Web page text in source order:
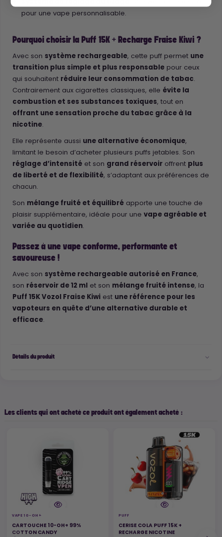
pour une vape personnalisable.
Pourquoi choisir la Puff 15K + Recharge Fraise Kiwi ?
Avec son système rechargeable, cette puff permet une
transition plus simple et plus responsable pour ceux
qui souhaitent réduire leur consommation de tabac.
Contrairement aux cigarettes classiques, elle évite la
combustion et ses substances toxiques, tout en
offrant une sensation proche du tabac grâce à la
nicotine.
Elle représente aussi une alternative économique,
limitant le besoin d’acheter plusieurs puffs jetables. Son
réglage d’intensité et son grand réservoir offrent plus
de liberté et de flexibilité, s’adaptant aux préférences de
chacun.
Son mélange fruité et équilibré apporte une touche de
plaisir supplémentaire, idéale pour une vape agréable et
variée au quotidien.
Passez à une vape conforme, performante et
savoureuse !
Avec son système rechargeable autorisé en France,
son réservoir de 12 ml et son mélange fruité intense, la
Puff 15K Vozol Fraise Kiwi est une référence pour les
vapoteurs en quête d’une alternative durable et
efficace.
Détails du produit
Les clients qui ont acheté ce produit ont également acheté :
VAPE 10-OH+
CARTOUCHE 10-OH+ 99%
COTTON CANDY
PUFF
CERISE COLA PUFF 15K +
RECHARGE NICOTINE